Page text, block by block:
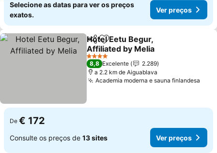
Selecione as datas para ver os preços
exatos.
Ver preços
PartilharAdicionar aos favoritos
Hotel Eetu Begur,
Affiliated by Melia
Ver preços
4 Estrelas
8,8 Excelente
2.289
a 2.2 km de Aiguablava
Academia moderna e sauna finlandesa
De € 172
Consulte os preços de 13 sites Ver preços